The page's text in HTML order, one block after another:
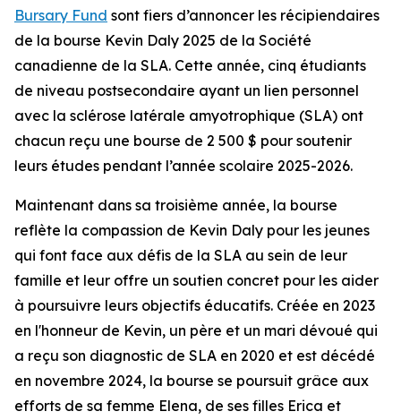
Bursary Fund sont fiers d’annoncer les récipiendaires
de la bourse Kevin Daly 2025 de la Société
canadienne de la SLA. Cette année, cinq étudiants
de niveau postsecondaire ayant un lien personnel
avec la sclérose latérale amyotrophique (SLA) ont
chacun reçu une bourse de 2 500 $ pour soutenir
leurs études pendant l’année scolaire 2025-2026.
Maintenant dans sa troisième année, la bourse
reflète la compassion de Kevin Daly pour les jeunes
qui font face aux défis de la SLA au sein de leur
famille et leur offre un soutien concret pour les aider
à poursuivre leurs objectifs éducatifs. Créée en 2023
en l'honneur de Kevin, un père et un mari dévoué qui
a reçu son diagnostic de SLA en 2020 et est décédé
en novembre 2024, la bourse se poursuit grâce aux
efforts de sa femme Elena, de ses filles Erica et